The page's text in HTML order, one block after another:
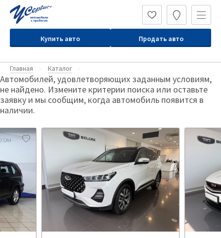
Купить авто Продать авто
Главная Каталог
Автомобилей, удовлетворяющих заданным условиям,
не найдено. Измените критерии поиска или оставьте
заявку и мы сообщим, когда автомобиль появится в
наличии.